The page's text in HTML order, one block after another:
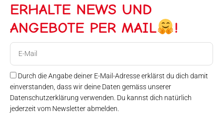
ERHALTE NEWS UND
ANGEBOTE PER MAIL
!
Durch die Angabe deiner E-Mail-Adresse erklärst du dich damit
einverstanden, dass wir deine Daten gemäss unserer
Datenschutzerklärung verwenden. Du kannst dich natürlich
jederzeit vom Newsletter abmelden.